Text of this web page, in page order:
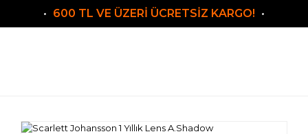
600 TL VE ÜZERİ ÜCRETSİZ KARGO!